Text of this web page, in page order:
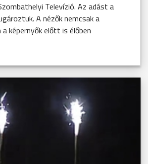
Televízió. Az adást a
A nézők nemcsak a
képernyők előtt is élőben